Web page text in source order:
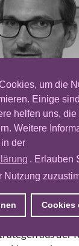
um die
Einige
helfen uns, die
Weitere
der
. Erlauben
Nutzung
Cookies
Media,
ernennt Lars
Standortleiter
gestaltet
Ausrichtung
sehr, mit Lars
aus der